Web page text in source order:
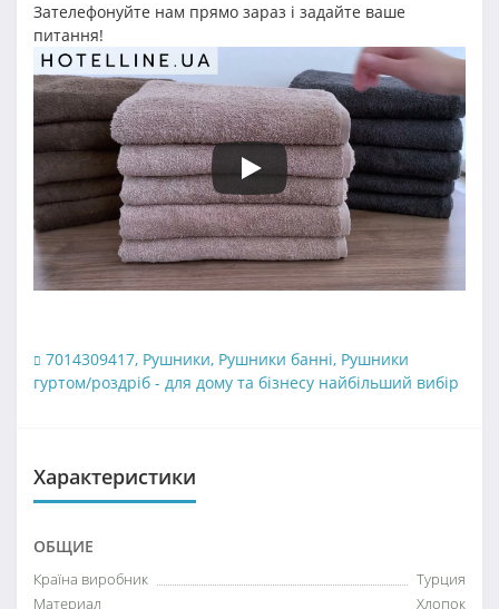
Зателефонуйте нам прямо зараз і задайте ваше
питання!
7014309417, Рушники, Рушники банні, Рушники
гуртом/роздріб - для дому та бізнесу найбільший вибір
Характеристики
ОБЩИЕ
Країна виробник
Турция
Материал
Хлопок